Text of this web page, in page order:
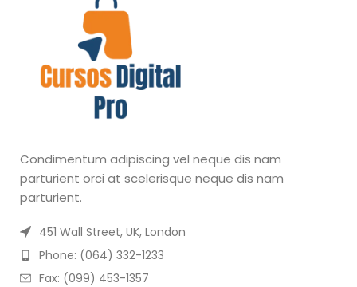
Condimentum adipiscing vel neque dis nam
parturient orci at scelerisque neque dis nam
parturient.
451 Wall Street, UK, London
Phone: (064) 332-1233
Fax: (099) 453-1357